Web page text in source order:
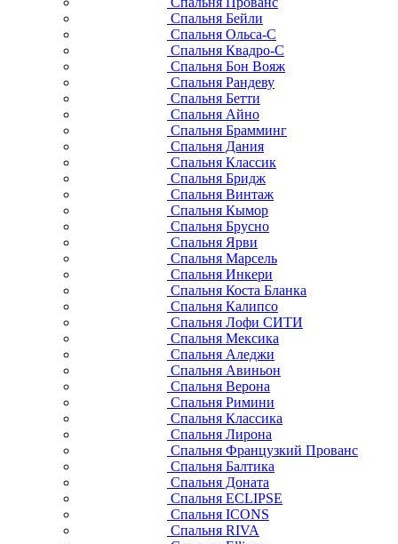
Спальня Бейли
Спальня Ольса-С
Спальня Квадро-С
Спальня Бон Вояж
Спальня Рандеву
Спальня Бетти
Спальня Айно
Спальня Брамминг
Спальня Дания
Спальня Классик
Спальня Бридж
Спальня Винтаж
Спальня Кымор
Спальня Брусно
Спальня Ярви
Спальня Марсель
Спальня Инкери
Спальня Коста Бланка
Спальня Калипсо
Спальня Лофи СИТИ
Спальня Мексика
Спальня Аледжи
Спальня Авиньон
Спальня Верона
Спальня Римини
Спальня Классика
Спальня Лирона
Спальня Французкий Прованс
Спальня Балтика
Спальня Доната
Спальня ECLIPSE
Спальня ICONS
Спальня RIVA